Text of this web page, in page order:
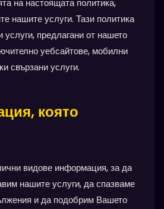
на настоящата политика,
нашите услуги. Тази политика
услуги, предлагани от нашето
уебсайтове, мобилни
свързани услуги.
която
видове информация, за да
нашите услуги, да спазваме
и да подобрим Вашето